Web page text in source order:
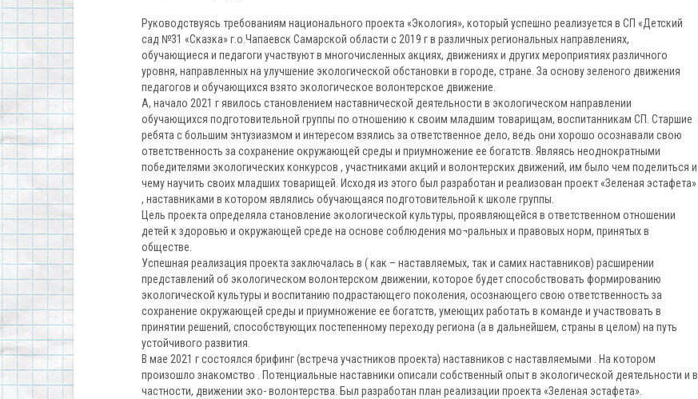
Руководствуясь требованиям национального проекта «Экология», который успешно реализуется в СП «Детский
сад №31 «Сказка» г.о.Чапаевск Самарской области с 2019 г в различных региональных направлениях,
обучающиеся и педагоги участвуют в многочисленных акциях, движениях и других мероприятиях различного
уровня, направленных на улучшение экологической обстановки в городе, стране. За основу зеленого движения
педагогов и обучающихся взято экологическое волонтерское движение.
А, начало 2021 г явилось становлением наставнической деятельности в экологическом направлении
обучающихся подготовительной группы по отношению к своим младшим товарищам, воспитанникам СП. Старшие
ребята с большим энтузиазмом и интересом взялись за ответственное дело, ведь они хорошо осознавали свою
ответственность за сохранение окружающей среды и приумножение ее богатств. Являясь неоднократными
победителями экологических конкурсов , участниками акций и волонтерских движений, им было чем поделиться и
чему научить своих младших товарищей. Исходя из этого был разработан и реализован проект «Зеленая эстафета»
, наставниками в котором являлись обучающаяся подготовительной к школе группы.
Цель проекта определяла становление экологической культуры, проявляющейся в ответственном отношении
детей к здоровью и окружающей среде на основе соблюдения мо¬ральных и правовых норм, принятых в
обществе.
Успешная реализация проекта заключалась в ( как – наставляемых, так и самих наставников) расширении
представлений об экологическом волонтерском движении, которое будет способствовать формированию
экологической культуры и воспитанию подрастающего поколения, осознающего свою ответственность за
сохранение окружающей среды и приумножение ее богатств, умеющих работать в команде и участвовать в
принятии решений, способствующих постепенному переходу региона (а в дальнейшем, страны в целом) на путь
устойчивого развития.
В мае 2021 г состоялся брифинг (встреча участников проекта) наставников с наставляемыми . На котором
произошло знакомство . Потенциальные наставники описали собственный опыт в экологической деятельности и в
частности, движении эко- волонтерства. Был разработан план реализации проекта «Зеленая эстафета».